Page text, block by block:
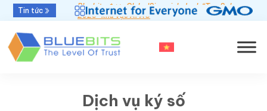
Tin tức
Bluebits được GlobalSign vinh danh “Top Sales
2025” khu vực APAC
Dịch vụ ký số